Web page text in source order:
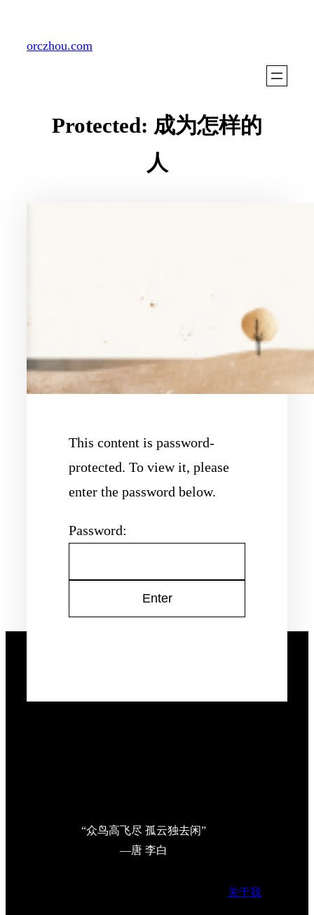
orczhou.com
Protected: 成为怎样的
人
This content is password-
protected. To view it, please
enter the password below.
Password:
“众鸟高飞尽 孤云独去闲”
—唐 李白
关于我